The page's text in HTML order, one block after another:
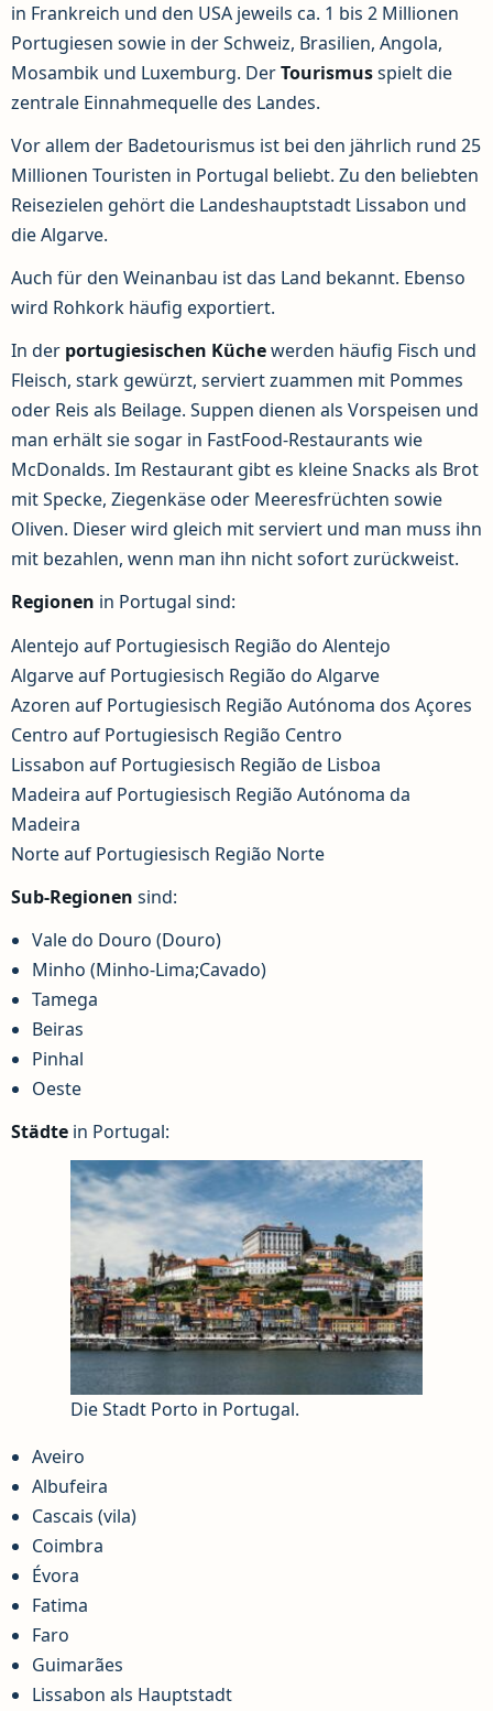
in Frankreich und den USA jeweils ca. 1 bis 2 Millionen
Portugiesen sowie in der Schweiz, Brasilien, Angola,
Mosambik und Luxemburg. DerTourismusspielt die
zentrale Einnahmequelle des Landes.
Vor allem der Badetourismus ist bei den jährlich rund 25
Millionen Touristen in Portugal beliebt. Zu den beliebten
Reisezielen gehört die Landeshauptstadt Lissabon und
die Algarve.
Auch für den Weinanbau ist das Land bekannt. Ebenso
wird Rohkork häufig exportiert.
In der portugiesischen Küchewerden häufig Fisch und
Fleisch, stark gewürzt, serviert zuammen mit Pommes
oder Reis als Beilage. Suppen dienen als Vorspeisen und
man erhält sie sogar in FastFood-Restaurants wie
McDonalds. Im Restaurant gibt es kleine Snacks als Brot
mit Specke, Ziegenkäse oder Meeresfrüchten sowie
Oliven. Dieser wird gleich mit serviert und man muss ihn
mit bezahlen, wenn man ihn nicht sofort zurückweist.
Regionen in Portugal sind:
Alentejo auf Portugiesisch Região do Alentejo
Algarve auf Portugiesisch Região do Algarve
Azoren auf Portugiesisch Região Autónoma dos Açores
Centro auf Portugiesisch Região Centro
Lissabon auf Portugiesisch Região de Lisboa
Madeira auf Portugiesisch Região Autónoma da
Madeira
Norte auf Portugiesisch Região Norte
Sub-Regionen sind:
Vale do Douro (Douro)
Minho (Minho-Lima;Cavado)
Tamega
Beiras
Pinhal
Oeste
Städte in Portugal:
Die Stadt Porto in Portugal.
Aveiro
Albufeira
Cascais (vila)
Coimbra
Évora
Fatima
Faro
Guimarães
Lissabon als Hauptstadt